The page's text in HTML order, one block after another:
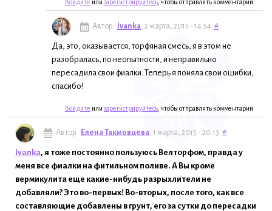
Войдите или зарегистрируйтесь , чтобы отправлять комментарии
Автор: Ivanka, 2 марта, 2015 - 14:54 #
Да, это, оказывается, торфяная смесь, я в этом не
разобралась, по неопытности, и неправильно
пересадила свои фиалки. Теперь я поняла свои ошибки,
спасибо!
Войдите или зарегистрируйтесь , чтобы отправлять комментарии
Автор: Елена Такмовцева, 1 марта, 2015 - 20:13 #
Ivanka, я тоже постоянно пользуюсь Велторфом, правда у
меня все фиалки на фитильном поливе. А Вы кроме
вермикулита еще какие-нибудь разрыхлители не
добавляли? Это во-первых! Во-вторых, после того, как все
составляющие добавлены в грунт, его за сутки до пересадки